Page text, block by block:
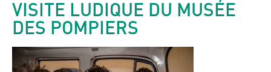
VISITE LUDIQUE DU MUSÉE
DES POMPIERS